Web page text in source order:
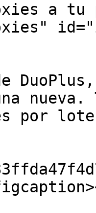
a
nueva.
por